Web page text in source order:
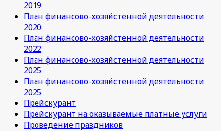
2019
План финансово-хозяйстенной деятельности
2020
План финансово-хозяйстенной деятельности
2022
План финансово-хозяйстенной деятельности
2025
План финансово-хозяйстенной деятельности
2025
Прейскурант
Прейскурант на оказываемые платные услуги
Проведение праздников